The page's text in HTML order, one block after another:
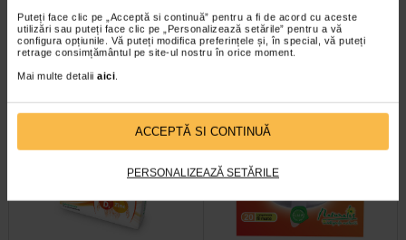
Puteți face clic pe „Acceptă si continuă” pentru a fi de acord cu aceste
utilizări sau puteți face clic pe „Personalizează setările” pentru a vă
configura opțiunile. Vă puteți modifica preferințele și, în special, vă puteți
retrage consimțământul pe site-ul nostru în orice moment.
Mai multe detalii aici.
ACCEPTĂ SI CONTINUĂ
PERSONALIZEAZĂ SETĂRILE
Supliment alimentar cu o formula
complexa, ce combina magneziu,
acid alfa-lipoic, uridina, citidina…
Benesio Ferofort este un supliment
alimentar care combina fier
micronizat, vitamina C si acid…
Plătești 2, primești 3